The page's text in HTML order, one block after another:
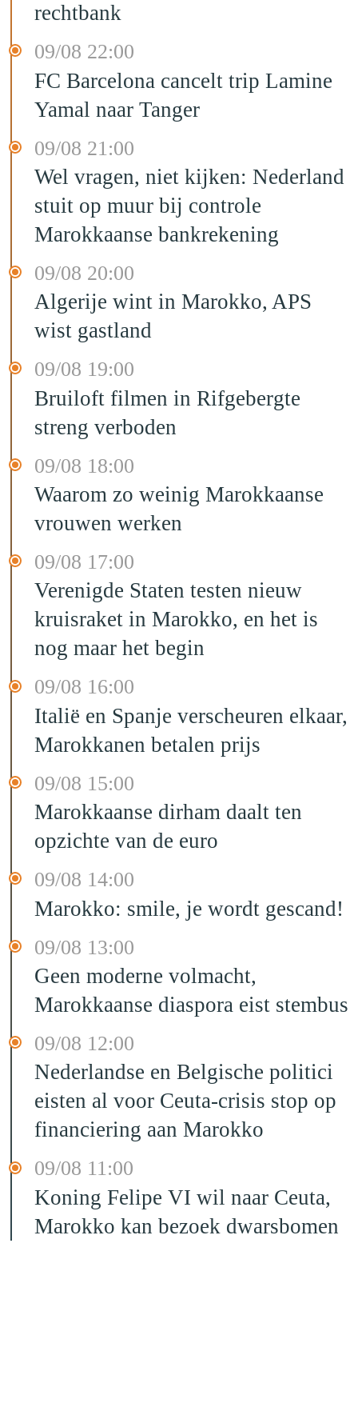
rechtbank
09/08 22:00
FC Barcelona cancelt trip Lamine
Yamal naar Tanger
09/08 21:00
Wel vragen, niet kijken: Nederland
stuit op muur bij controle
Marokkaanse bankrekening
09/08 20:00
Algerije wint in Marokko, APS
wist gastland
09/08 19:00
Bruiloft filmen in Rifgebergte
streng verboden
09/08 18:00
Waarom zo weinig Marokkaanse
vrouwen werken
09/08 17:00
Verenigde Staten testen nieuw
kruisraket in Marokko, en het is
nog maar het begin
09/08 16:00
Italië en Spanje verscheuren elkaar,
Marokkanen betalen prijs
09/08 15:00
Marokkaanse dirham daalt ten
opzichte van de euro
09/08 14:00
Marokko: smile, je wordt gescand!
09/08 13:00
Geen moderne volmacht,
Marokkaanse diaspora eist stembus
09/08 12:00
Nederlandse en Belgische politici
eisten al voor Ceuta-crisis stop op
financiering aan Marokko
09/08 11:00
Koning Felipe VI wil naar Ceuta,
Marokko kan bezoek dwarsbomen